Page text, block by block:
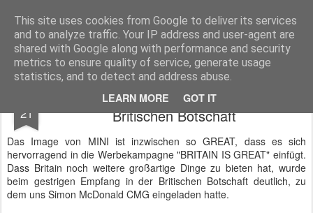
This site uses cookies from Google to deliver its services
and to analyze traffic. Your IP address and user-agent are
shared with Google along with performance and security
metrics to ensure quality of service, generate usage
statistics, and to detect and address abuse.
LEARN MORE GOT IT
BTB concept Media GmbH Presseberichte zu Bundespolitik, Diplomatie, Sicherheitspolitik, Wirtschaft, Fahrzeugtechnik und IT - Pressedienst, Fachartikel, Bildredaktion, O-Ton-Videos
21
MINI is GREAT - Empfang in der
Britischen Botschaft
Das Image von MINI ist inzwischen so GREAT, dass es sich
hervorragend in die Werbekampagne "BRITAIN IS GREAT" einfügt.
Dass Britain noch weitere großartige Dinge zu bieten hat, wurde
beim gestrigen Empfang in der Britischen Botschaft deutlich, zu
dem uns Simon McDonald CMG eingeladen hatte.